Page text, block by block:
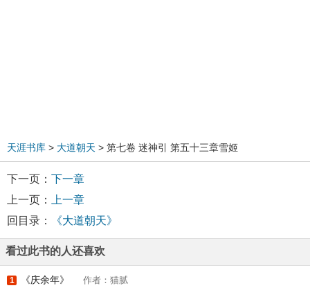
天涯书库 > 大道朝天 > 第七卷 迷神引 第五十三章雪姬
下一页： 下一章
上一页：
上一章
回目录：
《大道朝天》
看过此书的人还喜欢
1 《庆余年》 作者：猫腻